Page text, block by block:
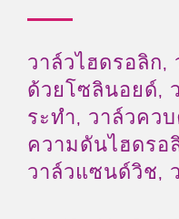
วาล์วไฮดรอลิก,
ด้วยโซลินอยด์,
ระทำ, วาล์วคว
ความดันไฮดรอ
วาล์วแซนด์วิช,